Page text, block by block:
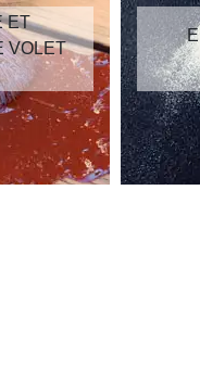
ET
VOLET